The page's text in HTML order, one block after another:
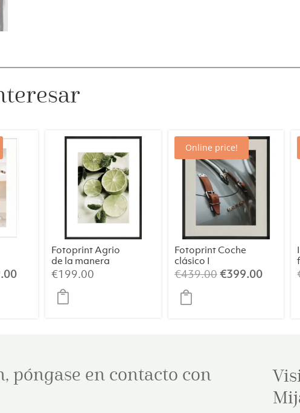
El
Fotoprint Agrio
de la manera
más dulce
€199.00
Online price!
Fotoprint Coche
clásico I
€439.00El
€399.00El
póngase en contacto con